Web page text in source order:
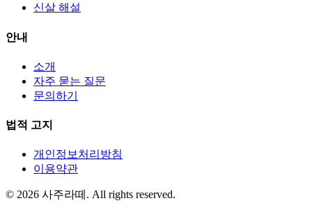
신살 해설
안내
소개
자주 묻는 질문
문의하기
법적 고지
개인정보처리방침
이용약관
© 2026 사주라떼. All rights reserved.